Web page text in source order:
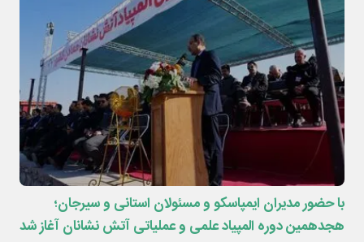
با حضور مدیران ایمپاسکو و مسئولان استانی و سیرجان؛
هجدهمین دوره المپیاد علمی و عملیاتی آتش نشانان آغاز شد